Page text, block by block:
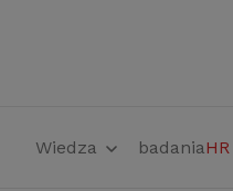
Wiedza badaniaHR